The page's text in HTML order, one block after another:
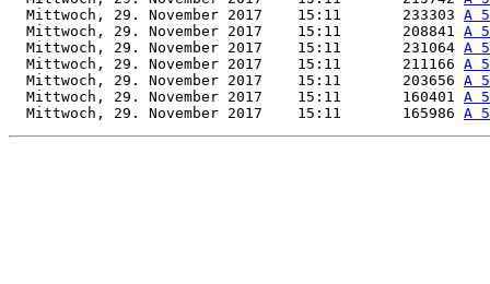
  Mittwoch, 29. November 2017    15:11       233303
A
  Mittwoch, 29. November 2017    15:11       208841
A
  Mittwoch, 29. November 2017    15:11       231064
A
  Mittwoch, 29. November 2017    15:11       211166
A
  Mittwoch, 29. November 2017    15:11       203656
A
  Mittwoch, 29. November 2017    15:11       160401
A
  Mittwoch, 29. November 2017    15:11       165986
A